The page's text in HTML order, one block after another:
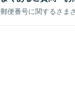
郵便番号に関するさま